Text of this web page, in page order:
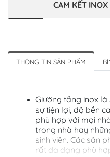
​​​​​​​CAM KẾT
THÔNG TIN SẢN PHẨM
Giường tầng inox
sự tiện lợi, độ bền
phù hợp với mọi
trong nhà hay
sinh viên. Các sản
rất đa dạng phù